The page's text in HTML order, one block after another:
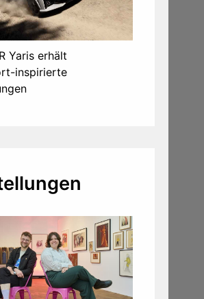
Yaris erhält
inspirierte